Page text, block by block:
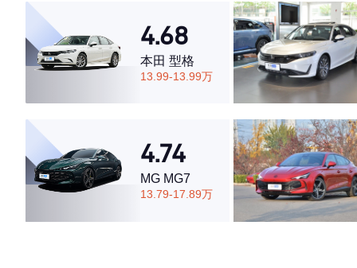
·空间表现一般，低于52%同级车
4.68
本田 型格
13.99-13.99万
4.74
MG MG7
13.79-17.89万